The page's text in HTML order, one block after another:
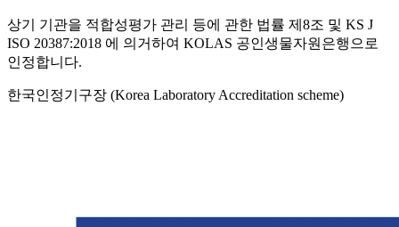
상기 기관을 적합성평가 관리 등에 관한 법률 제8조 및 KS J
ISO 20387:2018 에 의거하여 KOLAS 공인생물자원은행으로
인정합니다.
한국인정기구장 (Korea Laboratory Accreditation scheme)